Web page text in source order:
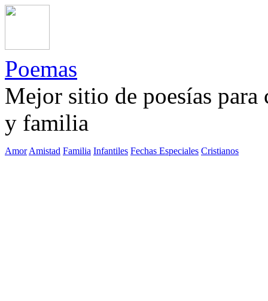
Poemas
Mejor sitio de poesías
y familia
Amor Amistad Familia Infantiles Fechas Especiales Cristianos